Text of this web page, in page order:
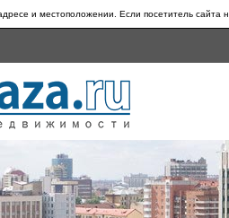
и местоположении. Если посетитель сайта